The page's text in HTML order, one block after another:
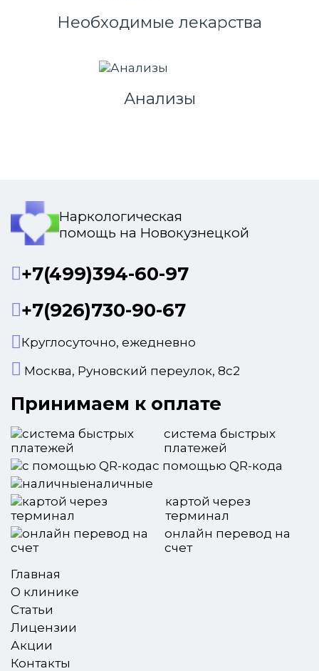
Необходимые лекарства
Анализы
Наркологическая
помощь на Новокузнецкой
+7(499)394-60-97
+7(926)730-90-67
Круглосуточно, ежедневно
Москва, Руновский переулок, 8с2
Принимаем к оплате
система быстрых
платежей
с помощью QR-кода
наличные
картой через
терминал
онлайн перевод на
счет
Главная
О клинике
Статьи
Лицензии
Акции
Контакты